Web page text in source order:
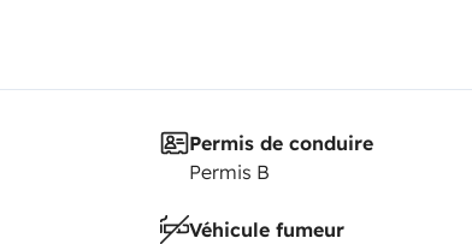
Permis de conduire
Permis B
Véhicule fumeur